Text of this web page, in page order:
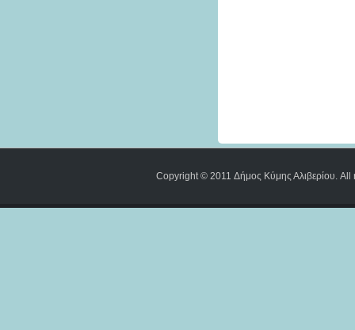
Copyright © 2011 Δήμος Κύμης Αλιβερίου.